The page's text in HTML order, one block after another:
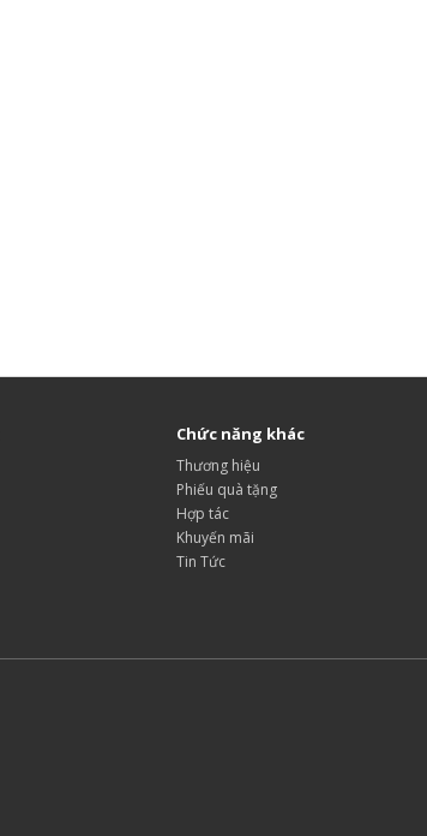
Chức năng khác
Thương hiệu
Phiếu quà tặng
Hợp tác
Khuyến mãi
Tin Tức